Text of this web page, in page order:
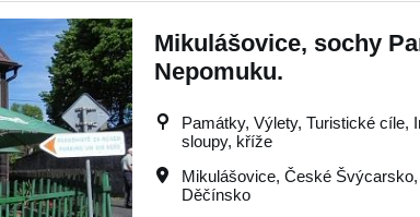
Mikulášovice, sochy
Nepomuku.
Památky, Výlety, Turistické cíle,
sloupy, kříže
Mikulášovice,České Švýcarsko,
Děčínsko